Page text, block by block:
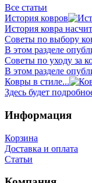
Все статьи
История ковров
История ковра
Советы по выбору
В этом разделе
Советы по уходу за
В этом разделе
Ковры в стиле...
Здесь будет
Информация
Корзина
Доставка и оплата
Статьи